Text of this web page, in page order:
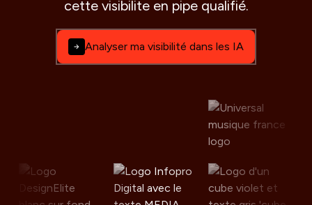
cette visibilite en pipe qualifié.
Analyser ma visibilité dans les IA